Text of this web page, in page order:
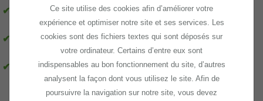
TÊTE À TÊTE AVEC UN EXPERT EN BILOCALISATION
09/09/2026
TÊTE À TÊTE AVEC UN EXPERT EN BILOCALISATION
04/11/2026
TÊTE À TÊTE AVEC UN EXPERT POUR COMPRENDRE ET
CLARIFIER VOTRE MARCHÉ ET SES OPPORTUNITÉS
16/09/2026
Ce site utilise des cookies afin d’améliorer votre
expérience et optimiser notre site et ses services. Les
cookies sont des fichiers textes qui sont déposés sur
votre ordinateur. Certains d’entre eux sont
indispensables au bon fonctionnement du site, d’autres
analysent la façon dont vous utilisez le site. Afin de
poursuivre la navigation sur notre site, vous devez